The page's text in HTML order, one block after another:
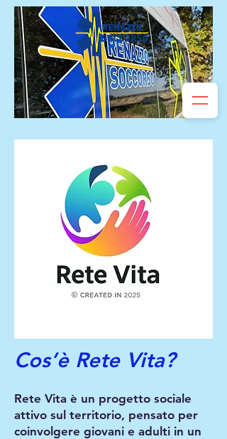
Cos’è Rete Vita?
Rete Vita è un progetto sociale
attivo sul territorio, pensato per
coinvolgere giovani e adulti in un